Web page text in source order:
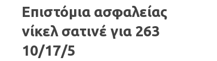
Επιστόμια ασφαλείας
νίκελ σατινέ για 263
10/17/5